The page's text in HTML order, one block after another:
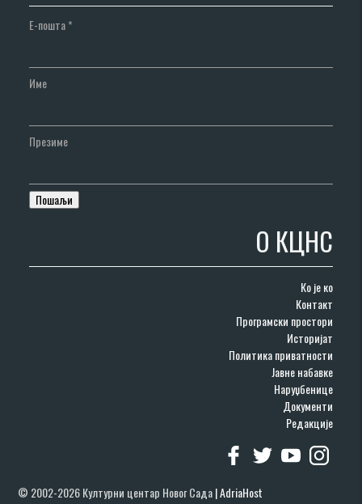
Е-пошта*
Име
Презиме
О КЦНС
Ко је ко
Контакт
Програмски простори
Историјат
Политика приватности
Јавне набавке
Наруџбенице
Документи
Редакције
© 2002-2026 Културни центар Новог Сада|AdriaHost